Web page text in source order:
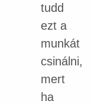
tudd
ezt a
munkát
csinálni,
mert
ha